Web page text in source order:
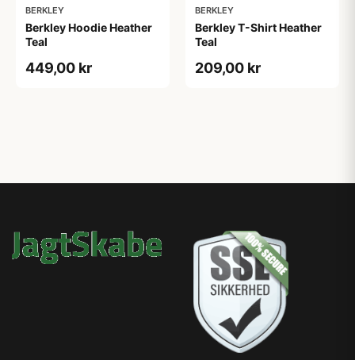
BERKLEY
Berkley Hoodie Heather
Teal
449,00 kr
BERKLEY
Berkley T-Shirt Heather
Teal
209,00 kr